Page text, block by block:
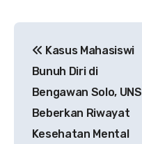
pos
Kasus Mahasiswi
Bunuh Diri di
Bengawan Solo, UNS
Beberkan Riwayat
Kesehatan Mental